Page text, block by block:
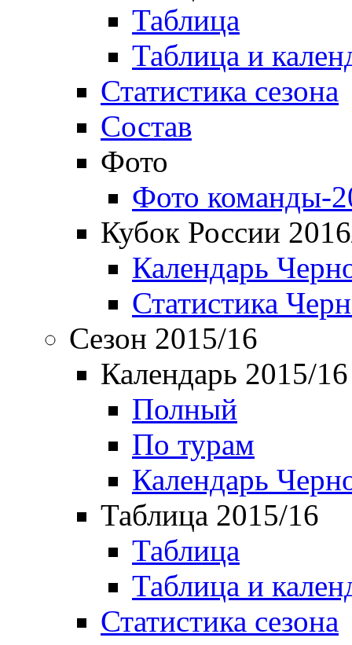
Таблица
Таблица и
Статистика сезона
Состав
Фото
Фото команды-
Кубок России
Календарь
Статистика
Сезон 2015/16
Календарь 2015/16
Полный
По турам
Календарь
Таблица 2015/16
Таблица
Таблица и
Статистика сезона